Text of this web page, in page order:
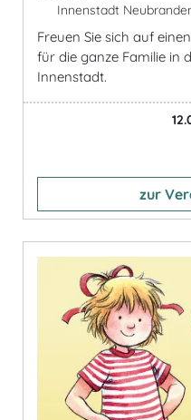
Innenstadt
Freuen Sie sich auf
für die ganze Familie in
Innenstadt.
zur